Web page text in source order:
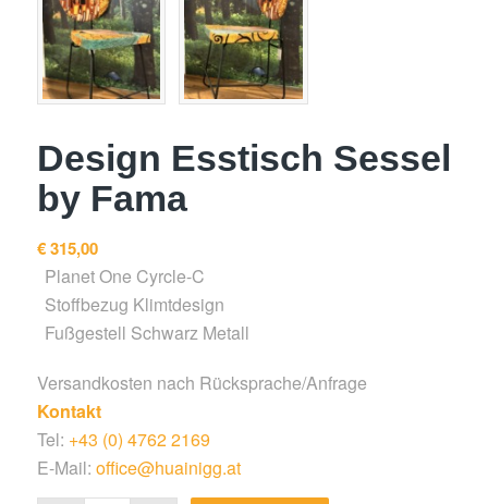
Design Esstisch Sessel
by Fama
€315,00
Planet One Cyrcle-C
Stoffbezug Klimtdesign
Fußgestell Schwarz Metall
Versandkosten nach Rücksprache/Anfrage
Kontakt
Tel: +43 (0) 4762 2169
E-Mail: office@huainigg.at